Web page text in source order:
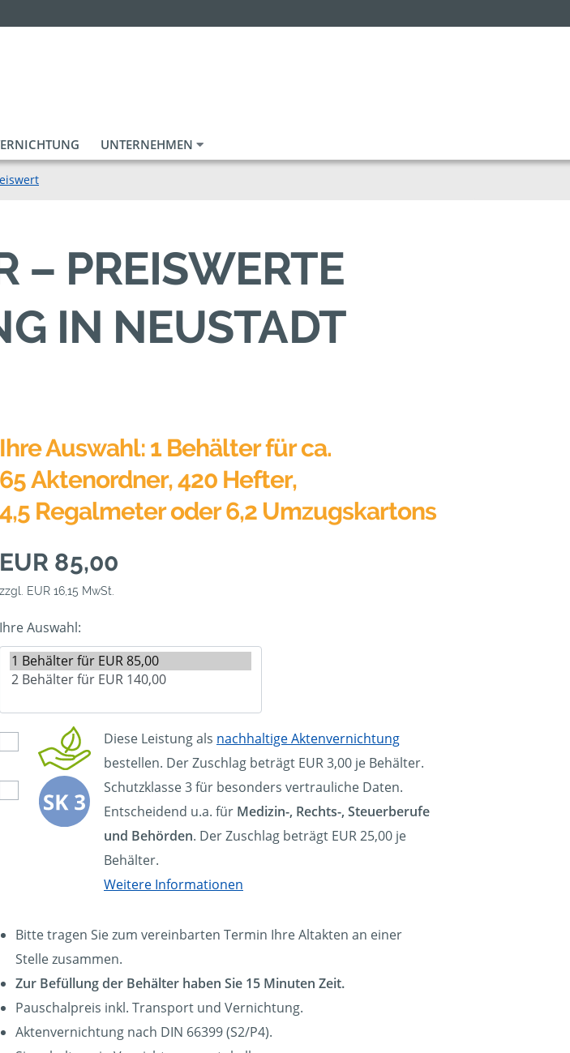
UNTERNEHMEN
– PREISWERTE
IN NEUSTADT
Ihre Auswahl: 1 Behälter für ca.
65 Aktenordner, 420 Hefter,
4,5 Regalmeter oder 6,2 Umzugskartons
EUR 85,00
zzgl. EUR 16,15 MwSt.
Ihre Auswahl:
Diese Leistung als nachhaltige Aktenvernichtung
bestellen. Der Zuschlag beträgt EUR 3,00 je Behälter.
Schutzklasse 3 für besonders vertrauliche Daten.
Entscheidend u.a. für Medizin-, Rechts-, Steuerberufe
und Behörden. Der Zuschlag beträgt EUR 25,00 je
Behälter.
Weitere Informationen
Bitte tragen Sie zum vereinbarten Termin Ihre Altakten an einer
Stelle zusammen.
Zur Befüllung der Behälter haben Sie 15 Minuten Zeit.
Pauschalpreis inkl. Transport und Vernichtung.
Aktenvernichtung nach DIN 66399 (S2/P4).